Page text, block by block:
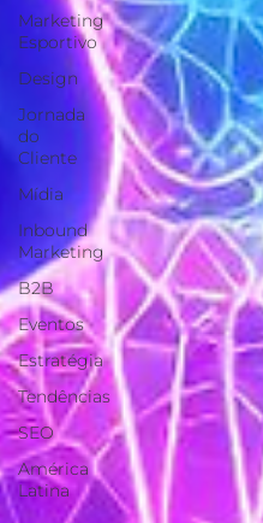
Marketing
Esportivo
Design
Jornada
do
Cliente
Mídia
Inbound
Marketing
B2B
Eventos
Estratégia
Tendências
SEO
América
Latina